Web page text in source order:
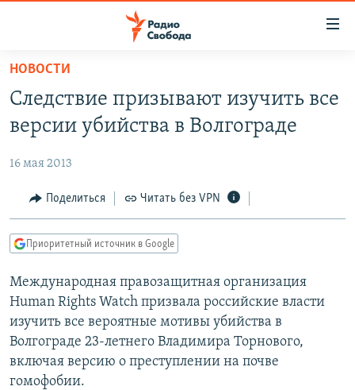
упрощенного
доступа
основному
Вернутся
главной
навигации
Вернутся
поиску
ПОДКАСТЫ
АВТОРСКИЕ ПРОЕКТЫ
ЦИТАТЫ СВОБОДЫ
МНЕНИЯ
IDEL.РЕАЛИИ
КАВКАЗ.РЕАЛИИ
СЕВЕР.РЕАЛИИ
СИБИРЬ.РЕАЛИИ
РАСПИСАНИЕ ВЕЩАНИЯ
НОВОСТИ
Следствие призывают изучить все
версии убийства в Волгограде
16 мая 2013
Поделиться Читать без VPN
Приоритетный источник в Google
Международная правозащитная организация
Human Rights Watch призвала российские власти
изучить все вероятные мотивы убийства в
Волгограде 23-летнего Владимира Торнового,
включая версию о преступлении на почве
гомофобии.